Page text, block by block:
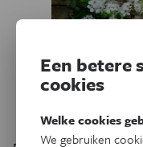
Een betere
cookies
Welke cookies
We gebruiken